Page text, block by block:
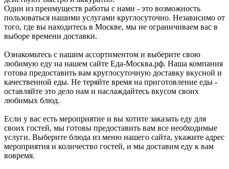
Один из преимуществ работы с нами - это возможность
пользоваться нашими услугами круглосуточно. Независимо от
того, где вы находитесь в Москве, мы не ограничиваем вас в
выборе времени доставки.
Ознакомьтесь с нашим ассортиментом и выберите свою
любимую еду на нашем сайте Еда-Москва.рф. Наша компания
готова предоставить вам круглосуточную доставку вкусной и
качественной еды. Не теряйте время на приготовление еды -
оставляйте это дело нам и наслаждайтесь вкусом своих
любимых блюд.
Если у вас есть мероприятие и вы хотите заказать еду для
своих гостей, мы готовы предоставить вам все необходимые
услуги. Выберите блюда из меню нашего сайта, укажите адрес
мероприятия и количество гостей, и мы доставим еду к вам
вовремя.